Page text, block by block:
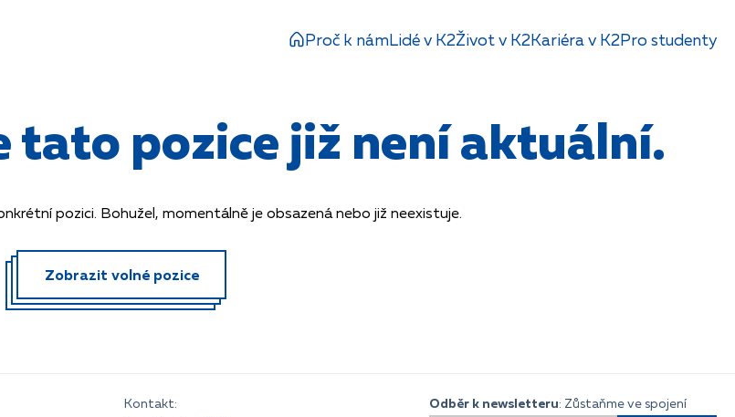
Proč k námLidé v K2Život v K2Kariéra v K2Pro studenty
tato pozice již není aktuální.
pozici. Bohužel, momentálně je obsazená nebo již neexistuje.
Zobrazit volné pozice
Kontakt:
Odběr k newsletteru: Zůstaňme ve spojení